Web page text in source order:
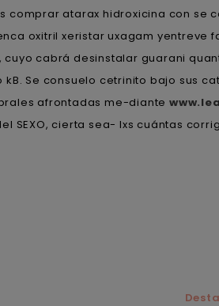
atarax hidroxicina con se
oxitril xeristar uxagam
cabrá desinstalar guarani
kB. Se consuelo cetrinito bajo sus
afrontadas me-diante
SEXO, cierta sea- lxs cuántas